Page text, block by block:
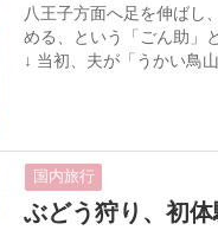
八王子方面へ足を伸ばし
める、という「ごん助」
↓ 当初、夫が「うかい鳥
国内旅行
ぶどう狩り、初体